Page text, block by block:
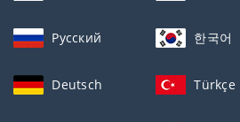
Русский 한국어
Deutsch Türkçe